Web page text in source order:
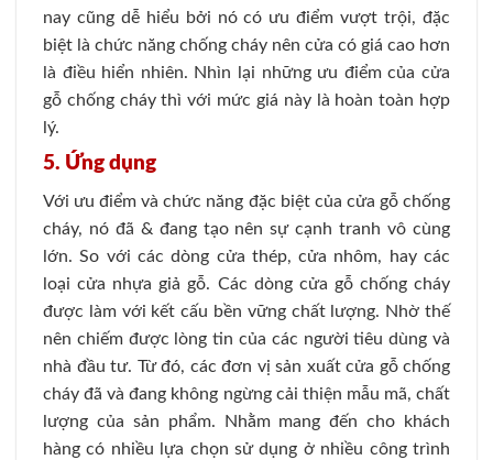
nay cũng dễ hiểu bởi nó có ưu điểm vượt trội, đặc
biệt là chức năng chống cháy nên cửa có giá cao hơn
là điều hiển nhiên. Nhìn lại những ưu điểm của cửa
gỗ chống cháy thì với mức giá này là hoàn toàn hợp
lý.
5. Ứng dụng
Với ưu điểm và chức năng đặc biệt của cửa gỗ chống
cháy, nó đã & đang tạo nên sự cạnh tranh vô cùng
lớn. So với các dòng cửa thép, cửa nhôm, hay các
loại cửa nhựa giả gỗ. Các dòng cửa gỗ chống cháy
được làm với kết cấu bền vững chất lượng. Nhờ thế
nên chiếm được lòng tin của các người tiêu dùng và
nhà đầu tư. Từ đó, các đơn vị sản xuất cửa gỗ chống
cháy đã và đang không ngừng cải thiện mẫu mã, chất
lượng của sản phẩm. Nhằm mang đến cho khách
hàng có nhiều lựa chọn sử dụng ở nhiều công trình